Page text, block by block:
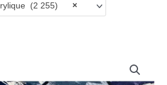
×
(2 255)